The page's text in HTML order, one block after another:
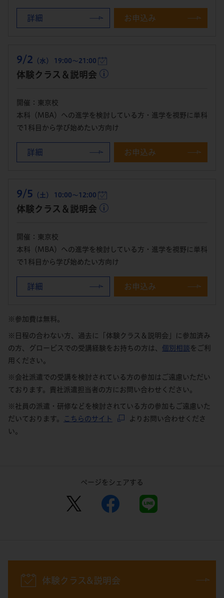
詳細 お申込み
9/2 （水） 19:00～21:00
体験クラス＆説明会
開催：東京校
本科（MBA）への進学を検討している方・進学を視野に単科
で1科目から学び始めたい方向け
詳細 お申込み
9/5 （土） 10:00～12:00
体験クラス＆説明会
開催：東京校
本科（MBA）への進学を検討している方・進学を視野に単科
で1科目から学び始めたい方向け
詳細 お申込み
※参加費は無料。
※日程の合わない方、過去に「体験クラス＆説明会」に参加済み
の方、グロービスでの受講経験をお持ちの方は、 個別相談 をご利
用ください。
※会社派遣での受講を検討されている方の参加はご遠慮いただい
ております。貴社派遣担当者の方にお問い合わせください。
※社員の派遣・研修などを検討されている方の参加もご遠慮いた
だいております。
こちらのサイト
よりお問い合わせくださ
い。
ページをシェアする
体験クラス&説明会